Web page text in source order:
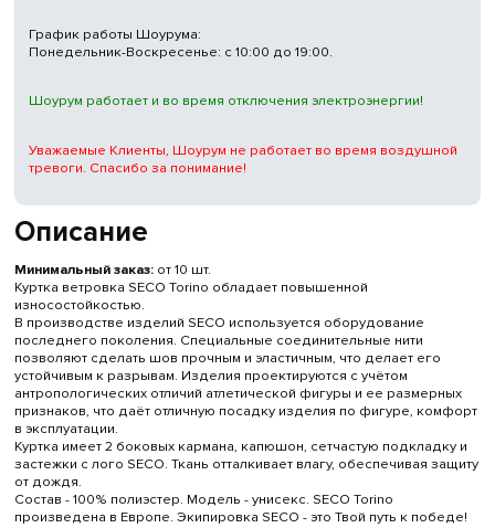
Описание
Минимальный заказ:от 10 шт.
Куртка ветровка SECO Torino обладает повышенной
износостойкостью.
В производстве изделий SECO используется оборудование
последнего поколения. Специальные соединительные нити
позволяют сделать шов прочным и эластичным, что делает его
устойчивым к разрывам. Изделия проектируются с учётом
антропологических отличий атлетической фигуры и ее размерных
признаков, что даёт отличную посадку изделия по фигуре, комфорт
в эксплуатации.
Куртка имеет 2 боковых кармана, капюшон, сетчастую подкладку и
застежки с лого SECO. Ткань отталкивает влагу, обеспечивая защиту
от дождя.
Состав - 100% полиэстер. Модель - унисекс. SECO Torino
произведена в Европе. Экипировка SECO - это Твой путь к победе!
График работы Шоурума:
Понедельник-Воскресенье: с 10:00 до 19:00.
Шоурум работает и во время отключения электроэнергии!
Уважаемые Клиенты, Шоурум не работает во время воздушной
тревоги. Спасибо за понимание!